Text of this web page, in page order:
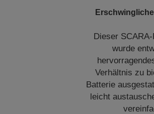
Dieser
wurde
Verhältnis zu
Batterie
leicht